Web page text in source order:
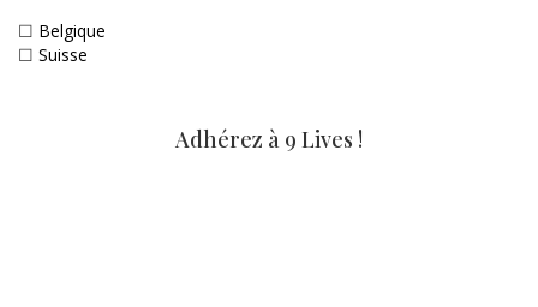
☐ Belgique
☐ Suisse
Adhérez à 9 Lives !